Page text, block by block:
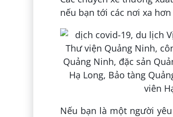
nếu bạn tới các nơi xa
Nếu bạn là một người